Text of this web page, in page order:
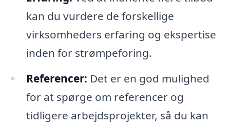
kan du vurdere de forskellige
virksomheders erfaring og ekspertise
inden for strømpeforing.
Referencer: Det er en god mulighed
for at spørge om referencer og
tidligere arbejdsprojekter, så du kan